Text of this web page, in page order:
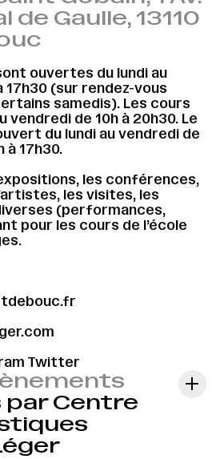
de Gaulle, 13110
ouvertes du lundi au
17h30 (sur rendez-vous
samedis). Les cours
vendredi de 10h à 20h30. Le
du lundi au vendredi de
à 17h30.
les conférences,
les visites, les
(performances,
pour les cours de l’école
Twitter
Centre